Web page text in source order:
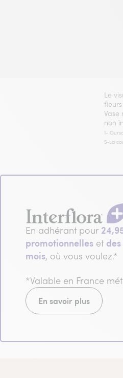
Le
Vase
non
1-
5-La
En adhérant pour
promotionnelles et
mois, où vous voulez.*
*Valable en France
En savoir plus